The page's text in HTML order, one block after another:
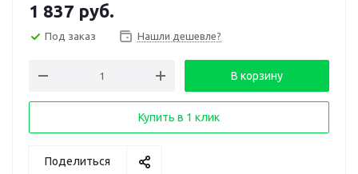
1 837 руб.
Под заказ Нашли дешевле?
В корзину
Купить в 1 клик
Поделиться